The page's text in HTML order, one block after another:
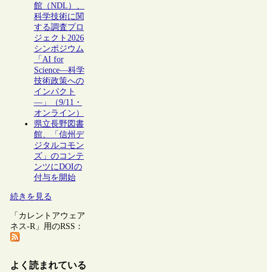
館（NDL）、
科学技術に関
する調査プロ
ジェクト2026
シンポジウム
「AI for
Science―科学
技術政策への
インパクト
―」（9/11・
オンライン）
県立長野図書
館、「信州デ
ジタルコモン
ズ」のコンテ
ンツにDOIの
付与を開始
続きを見る
「カレントアウェア
ネス-R」用のRSS：
よく読まれている